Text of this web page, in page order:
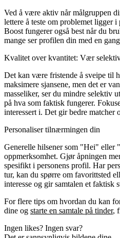
Ved å være aktiv når målgruppen
lettere å teste om problemet ligger
Boost fungerer også best når du
mange ser profilen din med en
Kvalitet over kvantitet: Vær
Det kan være fristende å sveipe til
maksimere sjansene, men det er
masseliker, ser du mindre selektiv
på hva som faktisk fungerer.
interessert i. Det gir bedre matcher
Personaliser tilnærmingen din
Generelle hilsener som "Hei" eller
oppmerksomhet. Gjør åpningen
spesifikt i personens profil. Har
tur, kan du spørre om favorittsted
interesse og gir samtalen et faktisk
For flere tips om hvordan du kan
dine og starte en samtale på tinder,
Ingen likes? Ingen svar?